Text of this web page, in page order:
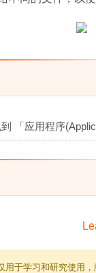
「应用程序
用于学习和研究使用